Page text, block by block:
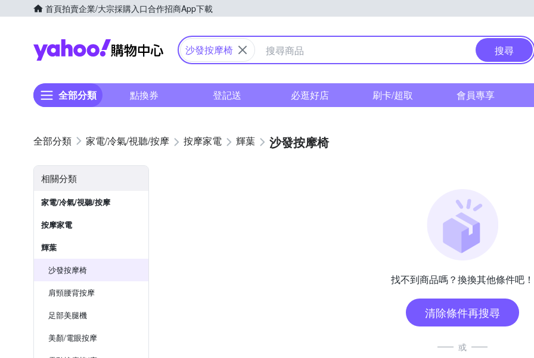
首頁拍賣企業/大宗採購入口合作招商App下載
Yahoo購物中心
沙發按摩椅 搜尋
全部分類 點換券 登記送 必逛好店 刷卡/超取 會員專享
家電/冷氣/視聽/按摩 按摩家電 輝葉 沙發按摩椅
相關分類
家電/冷氣/視聽/按摩
按摩家電
輝葉
沙發按摩椅
肩頸腰背按摩
足部美腿機
美顏/電眼按摩
找不到商品嗎？換換其他條件吧！
清除條件再搜尋
或